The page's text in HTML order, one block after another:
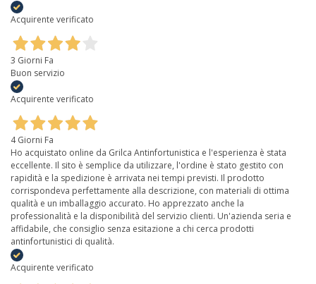
Acquirente verificato
3 Giorni Fa
Buon servizio
Acquirente verificato
4 Giorni Fa
Ho acquistato online da Grilca Antinfortunistica e l'esperienza è stata
eccellente. Il sito è semplice da utilizzare, l'ordine è stato gestito con
rapidità e la spedizione è arrivata nei tempi previsti. Il prodotto
corrispondeva perfettamente alla descrizione, con materiali di ottima
qualità e un imballaggio accurato. Ho apprezzato anche la
professionalità e la disponibilità del servizio clienti. Un'azienda seria e
affidabile, che consiglio senza esitazione a chi cerca prodotti
antinfortunistici di qualità.
Acquirente verificato